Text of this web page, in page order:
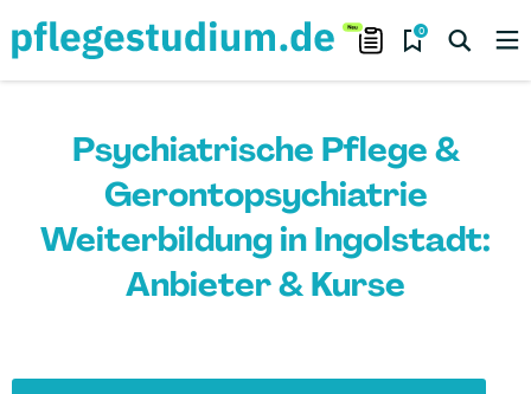
0
Psychiatrische Pflege &
Gerontopsychiatrie
Weiterbildung in Ingolstadt:
Anbieter & Kurse